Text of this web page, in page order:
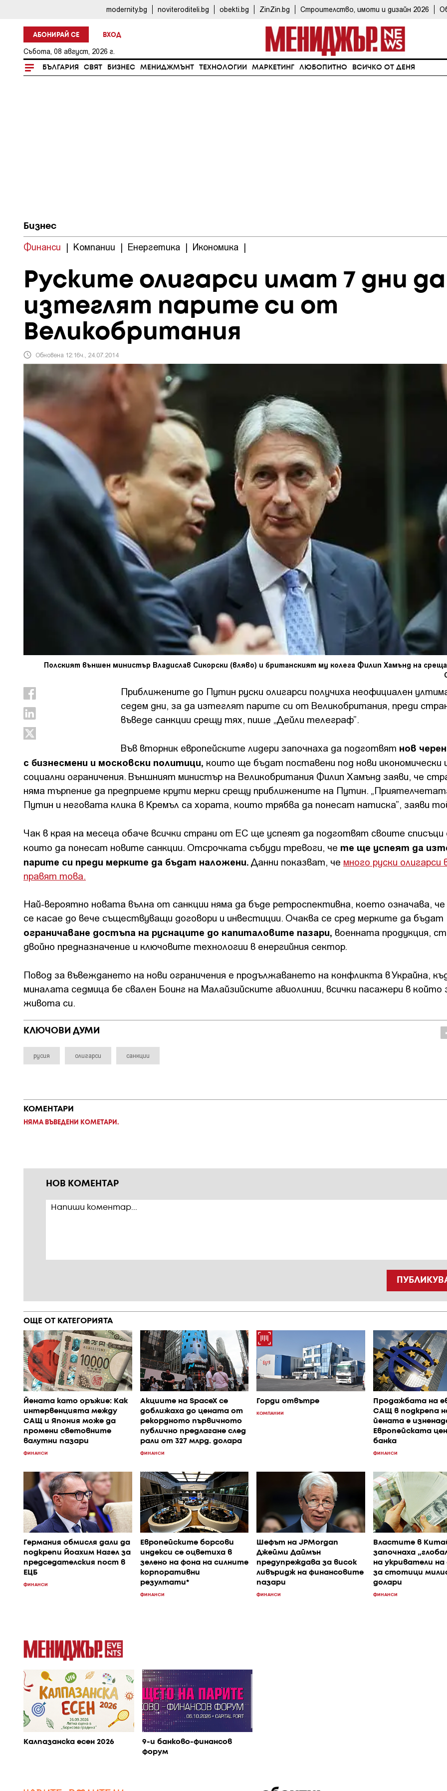
modernity.bg noviteroditeli.bg obekti.bg ZinZin.bg Строителство, имоти и дизайн 2026
АБОНИРАЙ СЕ ВХОД
Събота, 08 август, 2026 г.
БЪЛГАРИЯ СВЯТ БИЗНЕС МЕНИДЖМЪНТ ТЕХНОЛОГИИ МАРКЕТИНГ ЛЮБОПИТНО ВСИЧКО ОТ ДЕНЯ
Бизнес
Финанси | Компании | Енергетика | Икономика |
Руските олигарси имат 7 дни да
изтеглят парите си от
Великобритания
Обновена 12:16ч., 24.07.2014
Полският външен министър Владислав Сикорски (вляво) и британският му колега Филип Хамънд на
Приближените до Путин руски олигарси получиха неофициален
седем дни, за да изтеглят парите си от Великобритания, преди
въведе санкции срещу тях, пише „Дейли телеграф”.
Във вторник европейските лидери започнаха да подготвят нов
с бизнесмени и московски политици, които ще бъдат поставени под нови икономически
социални ограничения. Външният министър на Великобритания Филип Хамънд заяви, че
няма търпение да предприеме крути мерки срещу приближените на Путин.
Путин и неговата клика в Кремъл са хората, които трябва да понесат натиска”, заяви
Чак в края на месеца обаче всички страни от ЕС ще успеят да подготвят своите списъци
които да понесат новите санкции. Отсрочката събуди тревоги, че те ще успеят да
парите си преди мерките да бъдат наложени. Данни показват, че много руски олигарси
правят това.
Най-вероятно новата вълна от санкции няма да бъде ретроспективна, което означава,
се касае до вече съществуващи договори и инвестиции. Очаква се сред мерките да бъдат
ограничаване достъпа на руснаците до капиталовите пазари, военната продукция,
двойно предназначение и ключовите технологии в енергийния сектор.
Повод за въвеждането на нови ограничения е продължаването на конфликта в Украйна,
миналата седмица бе свален Боинг на Малайзийските авиолинии, всички пасажери в който
живота си.
КЛЮЧОВИ ДУМИ
русия олигарси санкции
КОМЕНТАРИ
НЯМА ВЪВЕДЕНИ КОМЕТАРИ.
НОВ КОМЕНТАР
ОЩЕ ОТ КАТЕГОРИЯТА
Йената като оръжие: Как
интервенцията между
САЩ и Япония може да
промени световните
валутни пазари
ФИНАНСИ
Акциите на SpaceX се
доближаха до цената от
рекордното първичното
публично предлагане след
рали от 327 млрд. долара
ФИНАНСИ
Горди отвътре
КОМПАНИИ
Продажбата на
САЩ в подкрепа
йената е
Европейската
банка
ФИНАНСИ
Германия обмисля дали да
подкрепи Йоахим Нагел за
председателския пост в
ЕЦБ
ФИНАНСИ
Европейските борсови
индекси се оцветиха в
зелено на фона на силните
корпоративни
резултати*
ФИНАНСИ
Шефът на JPMorgan
Джейми Даймън
предупреждава за висок
ливъридж на финансовите
пазари
ФИНАНСИ
Властите в
започнаха
на укриватели на
за стотици
долари
ФИНАНСИ
Калпазанска есен 2026
9-и банково-финансов
форум